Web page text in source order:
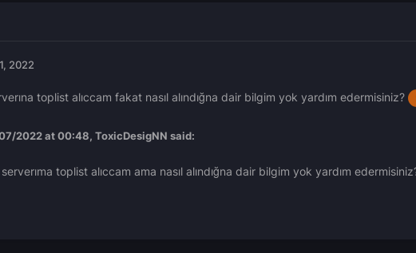
2022
toplist alıccam fakat nasıl alındığna dair bilgim yok yardım edermisiniz?
2022 at 00:48, ToxicDesigNN said:
toplist alıccam ama nasıl alındığna dair bilgim yok yardım